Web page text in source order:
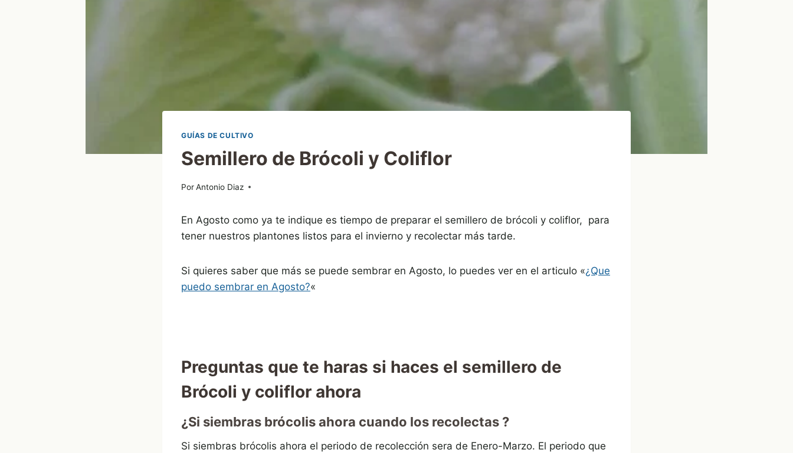
GUÍAS DE CULTIVO
Semillero de Brócoli y Coliflor
PorAntonio Diaz
07/08/2013
En Agosto como ya te indique es tiempo de preparar el semillero de brócoli y coliflor, para
tener nuestros plantones listos para el invierno y recolectar más tarde.
Si quieres saber que más se puede sembrar en Agosto, lo puedes ver en el articulo «¿Que
puedo sembrar en Agosto?«
Preguntas que te haras si haces el semillero de
Brócoli y coliflor ahora
¿Si siembras brócolis ahora cuando los recolectas ?
Si siembras brócolis ahora el periodo de recolección sera de Enero-Marzo. El periodo que